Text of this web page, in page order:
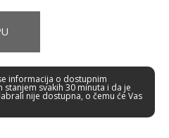
informacija o dostupnim
svakih 30 minuta i da je
nije dostupna, o čemu će Vas